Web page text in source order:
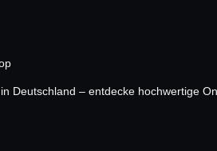
in Deutschland – entdecke hochwertige